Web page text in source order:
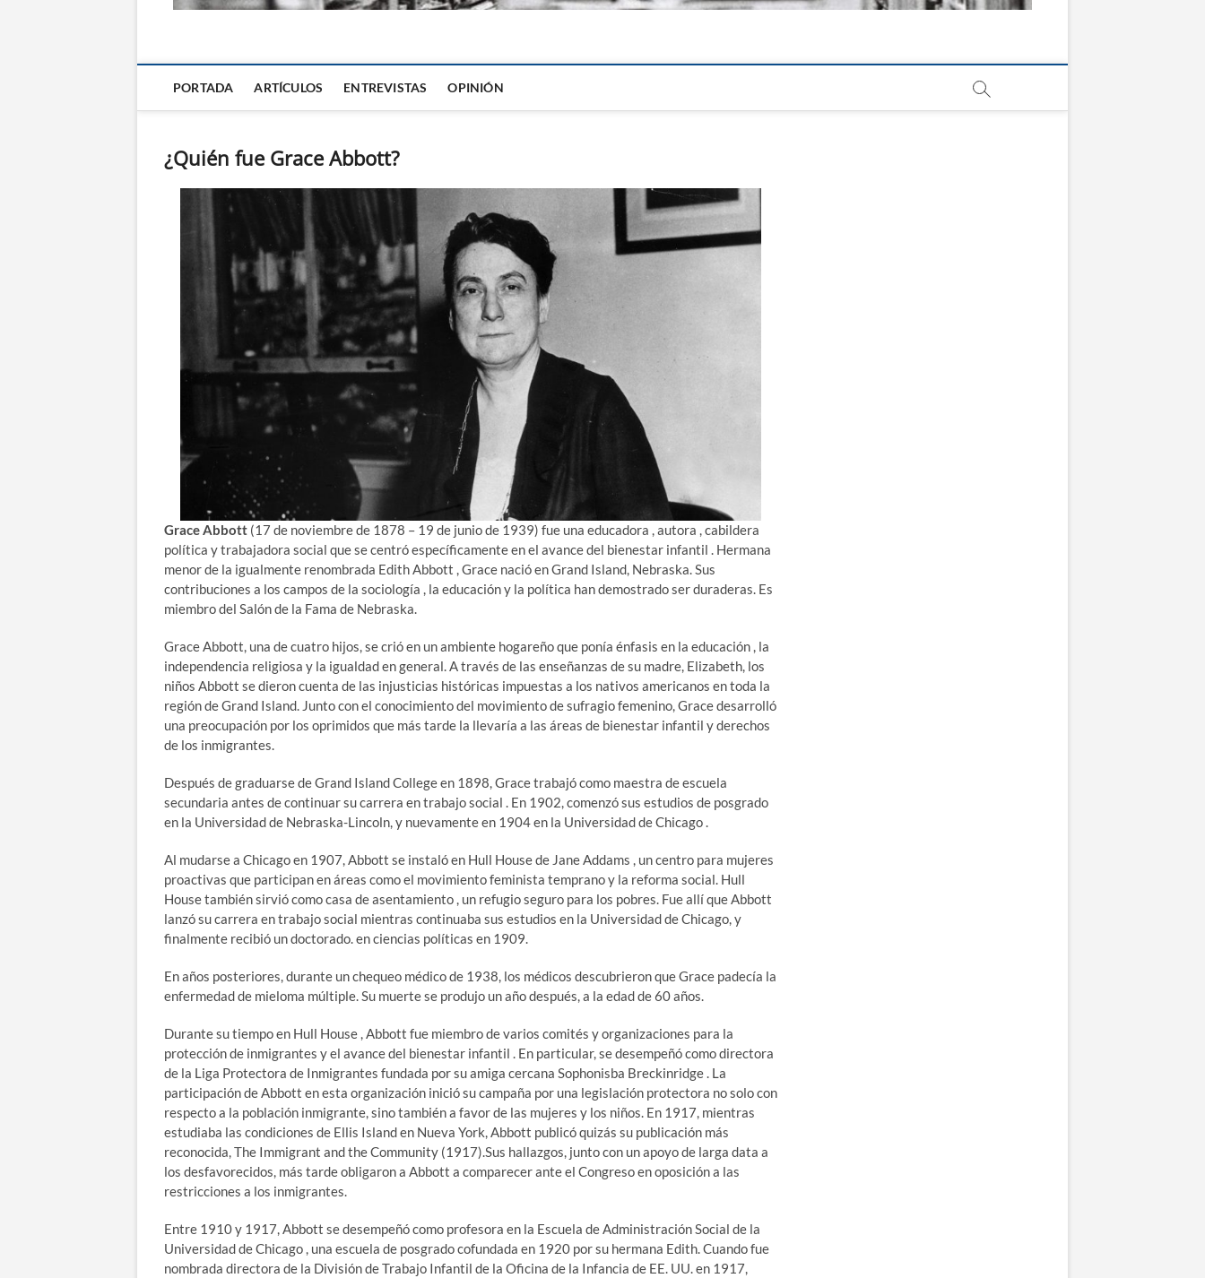
PORTADA ARTÍCULOS ENTREVISTAS OPINIÓN
¿Quién fue Grace Abbott?
Grace Abbott (17 de noviembre de 1878 – 19 de junio de 1939) fue una educadora , autora , cabildera
política y trabajadora social que se centró específicamente en el avance del bienestar infantil . Hermana
menor de la igualmente renombrada Edith Abbott , Grace nació en Grand Island, Nebraska. Sus
contribuciones a los campos de la sociología , la educación y la política han demostrado ser duraderas. Es
miembro del Salón de la Fama de Nebraska.
Grace Abbott, una de cuatro hijos, se crió en un ambiente hogareño que ponía énfasis en la educación , la
independencia religiosa y la igualdad en general. A través de las enseñanzas de su madre, Elizabeth, los
niños Abbott se dieron cuenta de las injusticias históricas impuestas a los nativos americanos en toda la
región de Grand Island. Junto con el conocimiento del movimiento de sufragio femenino, Grace desarrolló
una preocupación por los oprimidos que más tarde la llevaría a las áreas de bienestar infantil y derechos
de los inmigrantes.
Después de graduarse de Grand Island College en 1898, Grace trabajó como maestra de escuela
secundaria antes de continuar su carrera en trabajo social . En 1902, comenzó sus estudios de posgrado
en la Universidad de Nebraska-Lincoln, y nuevamente en 1904 en la Universidad de Chicago .
Al mudarse a Chicago en 1907, Abbott se instaló en Hull House de Jane Addams , un centro para mujeres
proactivas que participan en áreas como el movimiento feminista temprano y la reforma social. Hull
House también sirvió como casa de asentamiento , un refugio seguro para los pobres. Fue allí que Abbott
lanzó su carrera en trabajo social mientras continuaba sus estudios en la Universidad de Chicago, y
finalmente recibió un doctorado. en ciencias políticas en 1909.
En años posteriores, durante un chequeo médico de 1938, los médicos descubrieron que Grace padecía la
enfermedad de mieloma múltiple. Su muerte se produjo un año después, a la edad de 60 años.
Durante su tiempo en Hull House , Abbott fue miembro de varios comités y organizaciones para la
protección de inmigrantes y el avance del bienestar infantil . En particular, se desempeñó como directora
de la Liga Protectora de Inmigrantes fundada por su amiga cercana Sophonisba Breckinridge . La
participación de Abbott en esta organización inició su campaña por una legislación protectora no solo con
respecto a la población inmigrante, sino también a favor de las mujeres y los niños. En 1917, mientras
estudiaba las condiciones de Ellis Island en Nueva York, Abbott publicó quizás su publicación más
reconocida, The Immigrant and the Community (1917).Sus hallazgos, junto con un apoyo de larga data a
los desfavorecidos, más tarde obligaron a Abbott a comparecer ante el Congreso en oposición a las
restricciones a los inmigrantes.
Entre 1910 y 1917, Abbott se desempeñó como profesora en la Escuela de Administración Social de la
Universidad de Chicago , una escuela de posgrado cofundada en 1920 por su hermana Edith. Cuando fue
nombrada directora de la División de Trabajo Infantil de la Oficina de la Infancia de EE. UU. en 1917,